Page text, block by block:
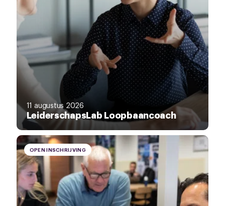
11 augustus 2026
LeiderschapsLab Loopbaancoach
OPEN INSCHRIJVING